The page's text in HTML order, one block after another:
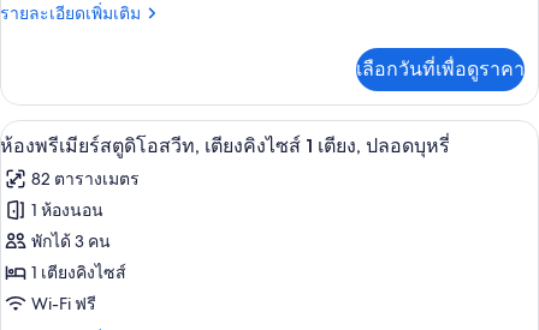
เตียง
ไซส์
2
เตียง,
ปลอด
บุหรี่,
ระเบียง
รายละเอียดเพิ่มเติม
ราย
เกี่ยว
กับ
ห้อง
เตียง
ควีน
ไซส์
2
เตียง,
ปลอด
บุหรี่,
เลือกวันที่เพื่อดูราคา
เปิด
ภาพถ่าย
ทั้งหมด
ของ
ห้อง
พรีเมียร์
เครื่องนอนระดับพรีเมียม, ผ้านวมขนเ
7
ห้องพรีเมียร์สตูดิโอสวีท, เตียงคิงไซส์ 1 เตียง, ปลอดบุหรี่
82 ตารางเมตร
1 ห้องนอน
พักได้ 3 คน
1 เตียงคิงไซส์
Wi-Fi ฟรี